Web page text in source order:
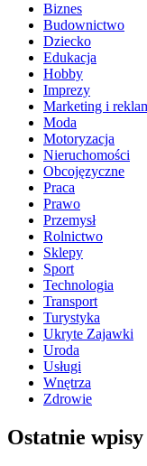
Biznes
Budownictwo
Dziecko
Edukacja
Hobby
Imprezy
Marketing i
Moda
Motoryzacja
Nieruchomości
Obcojęzyczne
Praca
Prawo
Przemysł
Rolnictwo
Sklepy
Sport
Technologia
Transport
Turystyka
Ukryte Zajawki
Uroda
Usługi
Wnętrza
Zdrowie
Ostatnie wpisy